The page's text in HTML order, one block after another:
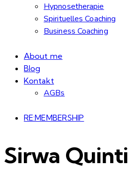
Hypnosetherapie
Spirituelles Coaching
Business Coaching
About me
Blog
Kontakt
AGBs
RE:MEMBERSHIP
Sirwa Quinti